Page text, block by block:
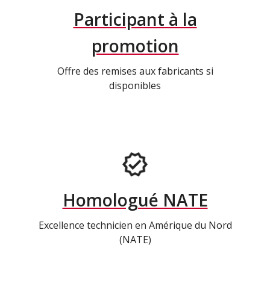
Participant à la
promotion
Offre des remises aux fabricants si
disponibles
Homologué NATE
Excellence technicien en Amérique du Nord
(NATE)